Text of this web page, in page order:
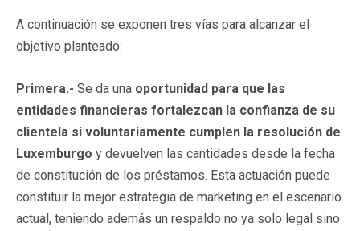
A continuación se exponen tres vías para alcanzar el
objetivo planteado:
Primera.- Se da una oportunidad para que las
entidades financieras fortalezcan la confianza de su
clientela si voluntariamente cumplen la resolución de
Luxemburgo y devuelven las cantidades desde la fecha
de constitución de los préstamos. Esta actuación puede
constituir la mejor estrategia de marketing en el escenario
actual, teniendo además un respaldo no ya solo legal sino